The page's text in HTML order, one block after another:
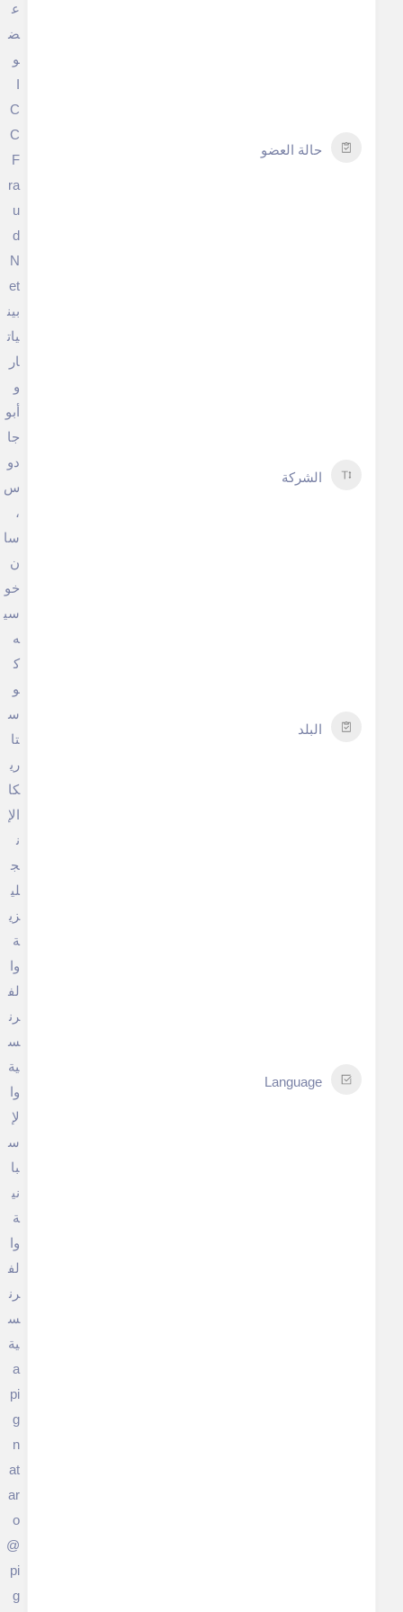
حالة العضو
ع
ض
و
I
C
C
F
ra
u
d
N
et
الشركة
بين
يات
ار
و
أبو
جا
دو
س
،
سا
ن
خو
سي
ه
البلد
ك
و
س
تا
ري
كا
Language
الإ
ن
ج
لي
زي
ة
وا
لف
رن
س
ية
وا
لإ
س
با
ني
ة
وا
لف
رن
س
ية
a
pi
g
n
at
ar
o
@
pi
g